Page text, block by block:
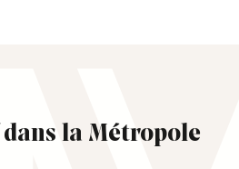
la Métropole